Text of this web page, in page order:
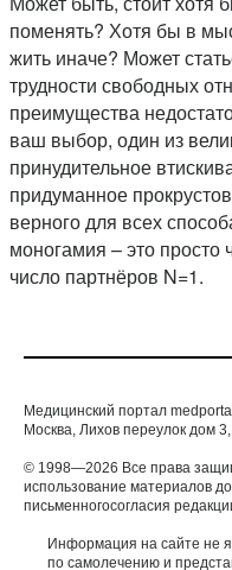
поменять? Хотя бы в
жить иначе? Может
трудности свободных
преимущества
ваш выбор, один из
принудительное
придуманное
верного для всех
моногамия – это просто
число партнёров N=1.
Медицинский портал
Москва, Лихов переулок дом
© 1998—2026 Все права
использование материалов
письменногосогласия
Информация на сайте не
по самолечению и